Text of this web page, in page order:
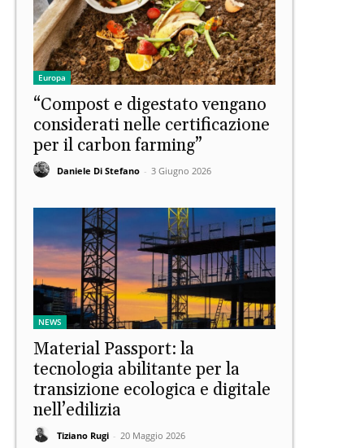
Europa
“Compost e digestato vengano
considerati nelle certificazione
per il carbon farming”
Daniele Di Stefano - 3 Giugno 2026
NEWS
Material Passport: la
tecnologia abilitante per la
transizione ecologica e digitale
nell’edilizia
Tiziano Rugi - 20 Maggio 2026